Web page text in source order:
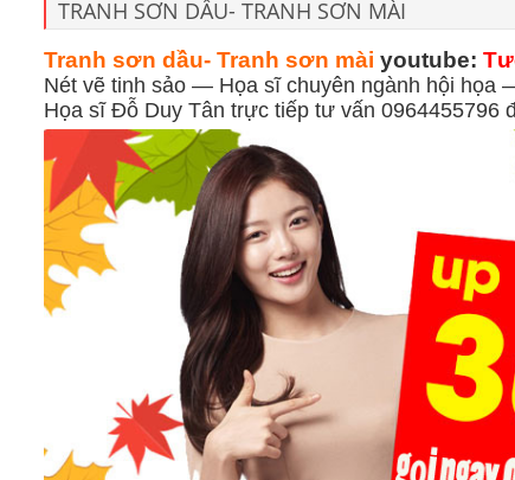
TRANH SƠN DẦU- TRANH SƠN MÀI
Tranh sơn dầu- Tranh sơn mài youtube:
Nét vẽ tinh sảo — Họa sĩ chuyên ngành hội
Họa sĩ Đỗ Duy Tân trực tiếp tư vấn 0964455796